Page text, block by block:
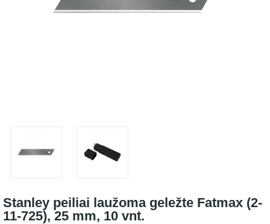
Stanley peiliai laužoma geležte Fatmax (2-
11-725), 25 mm, 10 vnt.